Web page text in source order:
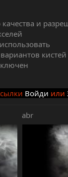
и
кистей
Войди или
abr